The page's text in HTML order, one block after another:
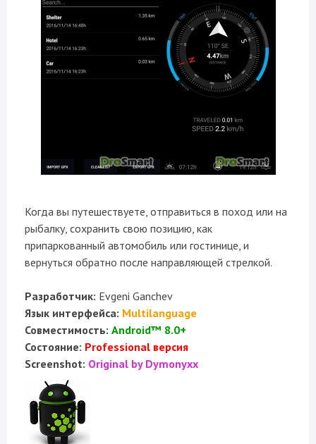
Когда вы путешествуете, отправиться в поход или на
рыбалку, сохранить свою позицию, как
припаркованный автомобиль или гостинице, и
вернуться обратно после направляющей стрелкой.
Разработчик: Evgeni Ganchev
Язык интерфейса: Multilanguage
Совместимость: Android™ 8.0+
Состояние: Professional версия
Screenshot: Original by Dymonyxx